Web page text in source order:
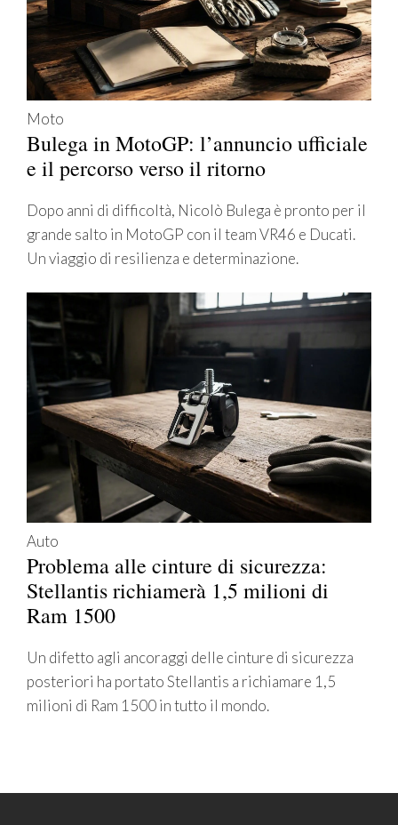
Moto
Bulega in MotoGP: l’annuncio ufficiale
e il percorso verso il ritorno
Dopo anni di difficoltà, Nicolò Bulega è pronto per il
grande salto in MotoGP con il team VR46 e Ducati.
Un viaggio di resilienza e determinazione.
Auto
Problema alle cinture di sicurezza:
Stellantis richiamerà 1,5 milioni di
Ram 1500
Un difetto agli ancoraggi delle cinture di sicurezza
posteriori ha portato Stellantis a richiamare 1,5
milioni di Ram 1500 in tutto il mondo.